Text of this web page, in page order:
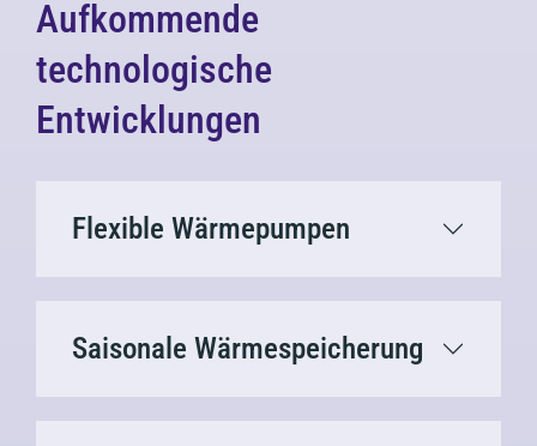
Aufkommende
technologische
Entwicklungen
Flexible Wärmepumpen
Saisonale Wärmespeicherung